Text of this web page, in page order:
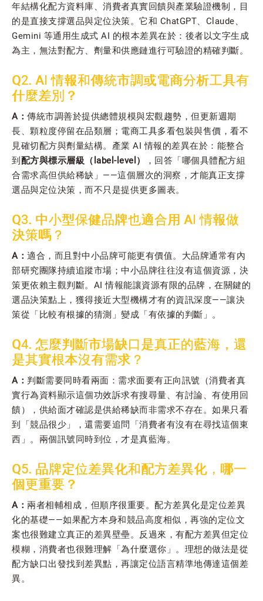
年結構化配方資料庫、消費者真實回饋與產業驗證機制，目
的是直接支撐選品與定位決策。它和 ChatGPT、Claude、
Gemini 等通用生成式 AI 的根本差異在於：後者以文字生成
為主，無法對配方、劑量和供應鏈進行可驗證的精確判斷。
Q2. AI 情報和傳統市調或電商分析工具有
什麼差別？
A： 傳統市調善於提供總體規模與宏觀趨勢，但更新週期
長、顆粒度停留在品類層；電商工具多看包裝與售價，看不
見確切配方與劑量結構。產業 AI 情報的差異在於：能整合
到 配方與標示層級（label-level）
，回答「哪個具體配方組
合需求高但供給稀缺」——這個層次的洞察，才能真正支撐
選品與定位決策，而不只是提供更多圖表。
Q3. 中小型保健品牌也適合用 AI 情報做
決策嗎？
A： 適合，而且對中小品牌可能更有價值。大品牌通常有內
部研究團隊持續追蹤市場；中小品牌往往沒有這個資源，決
策更依賴主觀判斷。AI 情報能讓資源有限的品牌，在關鍵的
選品決策點上，獲得接近大型機構才有的資訊深度——讓決
策從「比較有根據的猜測」變成「有依據的判斷」。
Q4. 怎麼判斷市場缺口是真正的藍海，還
是其實根本沒有需求？
A： 判斷需要同時看兩面：需求面要有正向訊號（消費者真
實行為資料顯示這個功效訴求有搜尋量、有討論、有使用回
饋），供給面才確認是供給稀缺而非需求不存在。如果只看
到「競品很少」，還需要追問「消費者有沒有在尋找這個東
西」。兩個訊號同時到位，才是真藍海。
Q5. 品牌定位差異化和配方差異化，哪一
個更重要？
A： 兩者相輔相成，但順序很重要。配方差異化是定位差異
化的基礎——如果配方本身和競品高度相似，再強的定位文
案也很難建立真正的差異壁壘。反過來，有配方差異但定位
模糊，消費者也很難理解「為什麼選你」。理想的做法是從
配方缺口出發找到差異點，再讓定位語言精準地傳達這個差
異。